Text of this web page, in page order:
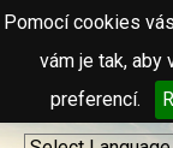
Pomocí cookies
vám je tak, aby
preferencí.